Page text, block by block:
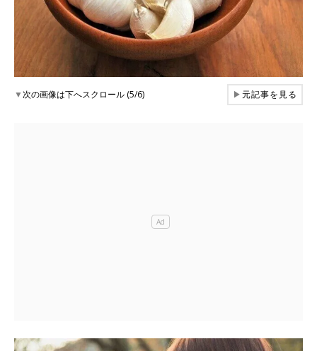
▼次の画像は下へスクロール (5/6) ▶元記事を見る